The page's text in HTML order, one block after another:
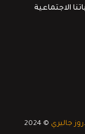
الاجتماعية
جاليري © 2024